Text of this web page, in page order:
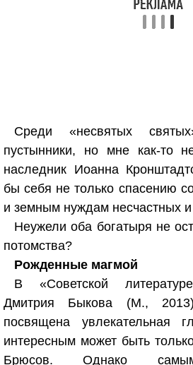
Среди «несвятых
пустынники, но мне как-то
наследник Иоанна
бы себя не только спасению
и земным нуждам несчастных
Неужели оба богатыря не
потомства?
Рожденные магмой
В «Советской
Дмитрия Быкова (М.,
посвящена
интересным может быть
Брюсов. Однако